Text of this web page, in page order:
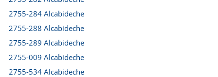
2755-284 Alcabideche
2755-288 Alcabideche
2755-289 Alcabideche
2755-009 Alcabideche
2755-534 Alcabideche